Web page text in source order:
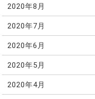
2020年8月
2020年7月
2020年6月
2020年5月
2020年4月